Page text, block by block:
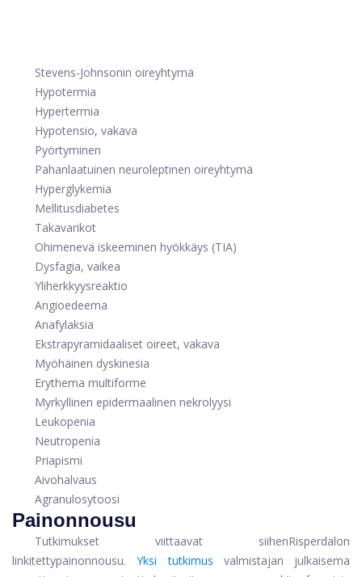
Stevens-Johnsonin oireyhtymä
Hypotermia
Hypertermia
Hypotensio, vakava
Pyörtyminen
Pahanlaatuinen neuroleptinen oireyhtymä
Hyperglykemia
Mellitusdiabetes
Takavarikot
Ohimenevä iskeeminen hyökkäys (TIA)
Dysfagia, vaikea
Yliherkkyysreaktio
Angioedeema
Anafylaksia
Ekstrapyramidaaliset oireet, vakava
Myöhäinen dyskinesia
Erythema multiforme
Myrkyllinen epidermaalinen nekrolyysi
Leukopenia
Neutropenia
Priapismi
Aivohalvaus
Agranulosytoosi
Painonnousu
Tutkimukset viittaavat siihenRisperdalon
linkitettypainonnousu. Yksi tutkimus
valmistajan julkaisema